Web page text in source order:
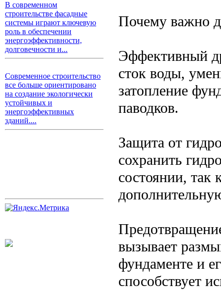
В современном
строительстве фасадные
системы играют ключевую
роль в обеспечении
энергоэффективности,
долговечности и...
Современное строительство
все больше ориентировано
на создание экологически
устойчивых и
энергоэффективных
зданий....
Почему важно
Эффективный
сток воды,
затопление
паводков.
Защита от
сохранить
состоянии, так
вызывает
фундаменте и
способствует